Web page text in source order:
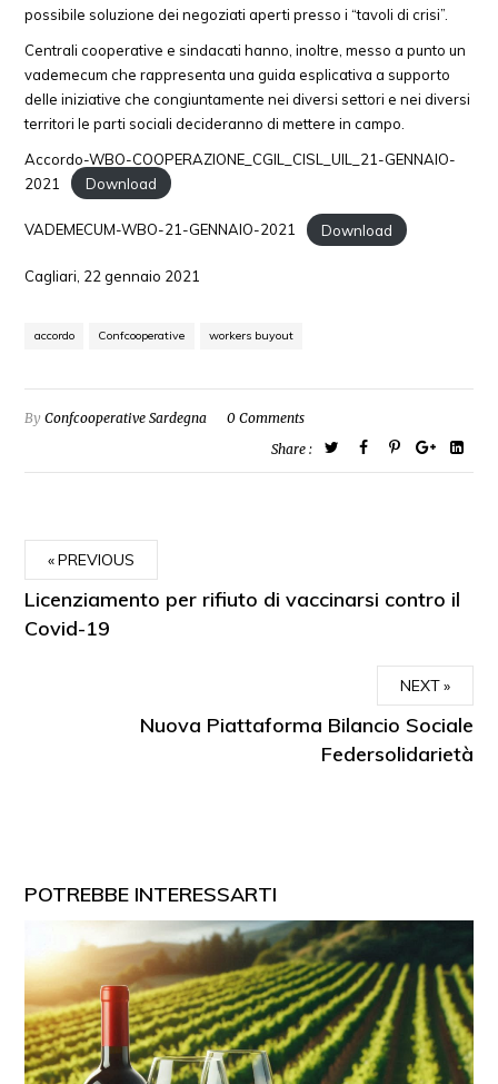
possibile soluzione dei negoziati aperti presso i “tavoli di crisi”.
Centrali cooperative e sindacati hanno, inoltre, messo a punto un
vademecum che rappresenta una guida esplicativa a supporto
delle iniziative che congiuntamente nei diversi settori e nei diversi
territori le parti sociali decideranno di mettere in campo.
Accordo-WBO-COOPERAZIONE_CGIL_CISL_UIL_21-GENNAIO-
2021
Download
VADEMECUM-WBO-21-GENNAIO-2021 Download
Cagliari, 22 gennaio 2021
accordo Confcooperative workers buyout
ByConfcooperative Sardegna
0 Comments
Share :
PREVIOUS
Licenziamento per rifiuto di vaccinarsi contro il
Covid-19
NEXT
Nuova Piattaforma Bilancio Sociale
Federsolidarietà
POTREBBE INTERESSARTI